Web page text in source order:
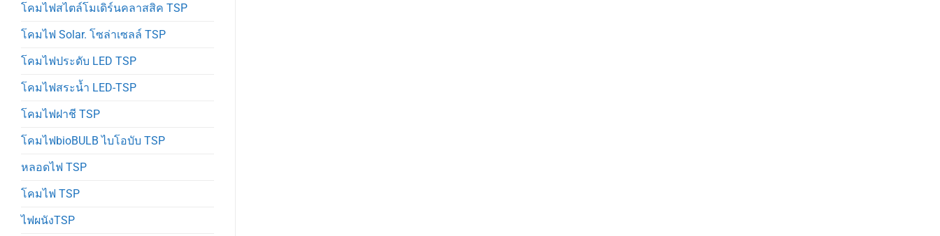
โคมไฟสไตล์โมเดิร์นคลาสสิค TSP
โคมไฟ Solar. โซล่าเซลล์ TSP
โคมไฟประดับ LED TSP
โคมไฟสระน้ำ LED-TSP
โคมไฟฝาชี TSP
โคมไฟbioBULB ไบโอบับ TSP
หลอดไฟ TSP
โคมไฟ TSP
ไฟผนังTSP